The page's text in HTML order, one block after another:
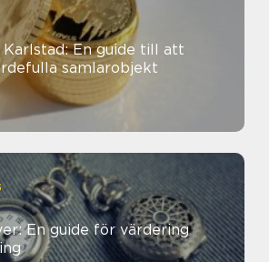
En guide till att
samlarobjekt
En guide för värdering